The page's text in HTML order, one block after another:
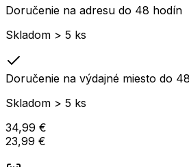
Doručenie na adresu do 48 hodín
Skladom > 5 ks
Doručenie na výdajné miesto do
Skladom > 5 ks
34,99 €
23,99 €